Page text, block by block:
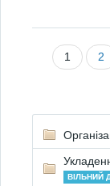
1 2
ВІЛЬНИЙ